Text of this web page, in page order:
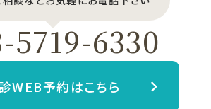
5719-6330
WEB予約はこちら